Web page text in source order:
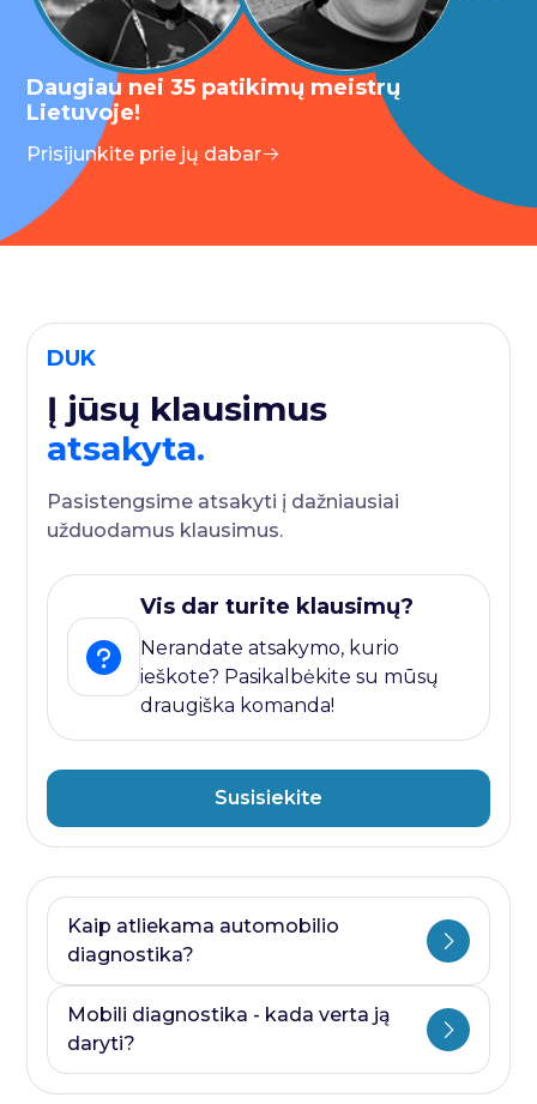
Daugiau nei 35 patikimų meistrų
Lietuvoje!
Prisijunkite prie jų dabar
DUK
Į jūsų klausimus
atsakyta.
Pasistengsime atsakyti į dažniausiai
užduodamus klausimus.
Vis dar turite klausimų?
Nerandate atsakymo, kurio
ieškote? Pasikalbėkite su mūsų
draugiška komanda!
Susisiekite
Kaip atliekama automobilio
diagnostika?
Ji visada prasideda nuo kompiuterines
diagnostikos ir baigiasi papildomais
Mobili diagnostika - kada verta ją
daryti?